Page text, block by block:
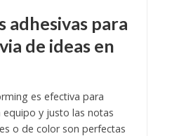
adhesivas para
de ideas en
es efectiva para
y justo las notas
o de color son perfectas